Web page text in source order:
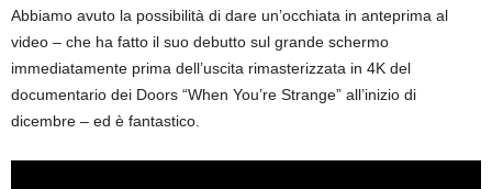
Abbiamo avuto la possibilità di dare un’occhiata in anteprima al
video – che ha fatto il suo debutto sul grande schermo
immediatamente prima dell’uscita rimasterizzata in 4K del
documentario dei Doors “When You’re Strange” all’inizio di
dicembre – ed è fantastico.